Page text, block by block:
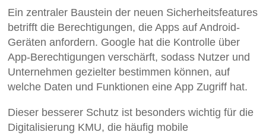
Ein zentraler Baustein der neuen Sicherheitsfeatures
betrifft die Berechtigungen, die Apps auf Android-
Geräten anfordern. Google hat die Kontrolle über
App-Berechtigungen verschärft, sodass Nutzer und
Unternehmen gezielter bestimmen können, auf
welche Daten und Funktionen eine App Zugriff hat.
Dieser besserer Schutz ist besonders wichtig für die
Digitalisierung KMU, die häufig mobile